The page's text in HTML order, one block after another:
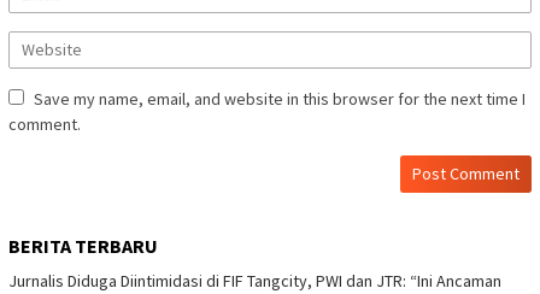
Save my name, email, and website in this browser for the next time I
comment.
BERITA TERBARU
Jurnalis Diduga Diintimidasi di FIF Tangcity, PWI dan JTR: “Ini Ancaman